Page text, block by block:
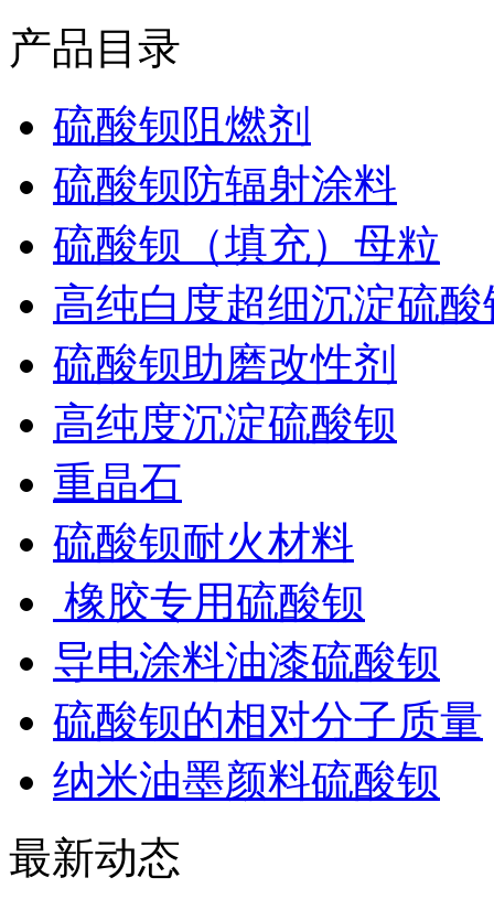
产品目录
硫酸钡阻燃剂
硫酸钡防辐射涂料
硫酸钡（填充）母粒
高纯白度超细沉淀硫酸
硫酸钡助磨改性剂
高纯度沉淀硫酸钡
重晶石
硫酸钡耐火材料
橡胶专用硫酸钡
导电涂料油漆硫酸钡
硫酸钡的相对分子质量
纳米油墨颜料硫酸钡
最新动态